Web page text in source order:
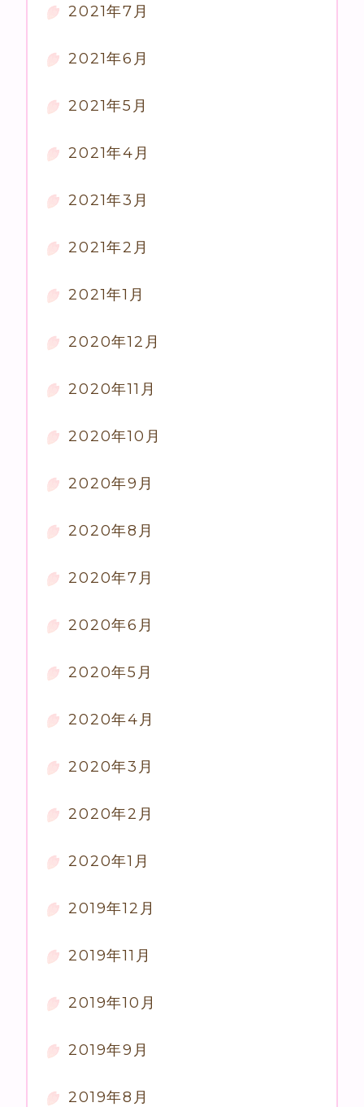
2021年7月
2021年6月
2021年5月
2021年4月
2021年3月
2021年2月
2021年1月
2020年12月
2020年11月
2020年10月
2020年9月
2020年8月
2020年7月
2020年6月
2020年5月
2020年4月
2020年3月
2020年2月
2020年1月
2019年12月
2019年11月
2019年10月
2019年9月
2019年8月